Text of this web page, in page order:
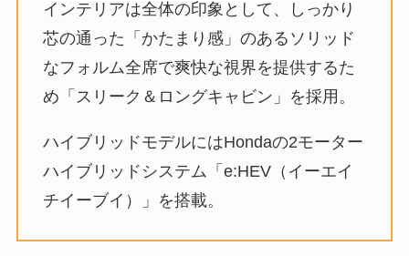
インテリアは全体の印象として、しっかり
芯の通った「かたまり感」のあるソリッド
なフォルム全席で爽快な視界を提供するた
め「スリーク＆ロングキャビン」を採用。
ハイブリッドモデルにはHondaの2モーター
ハイブリッドシステム「e:HEV（イーエイ
チイーブイ）」を搭載。